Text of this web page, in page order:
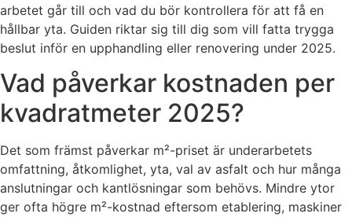
arbetet går till och vad du bör kontrollera för att få en
hållbar yta. Guiden riktar sig till dig som vill fatta trygga
beslut inför en upphandling eller renovering under 2025.
Vad påverkar kostnaden per
kvadratmeter 2025?
Det som främst påverkar m²-priset är underarbetets
omfattning, åtkomlighet, yta, val av asfalt och hur många
anslutningar och kantlösningar som behövs. Mindre ytor
ger ofta högre m²-kostnad eftersom etablering, maskiner